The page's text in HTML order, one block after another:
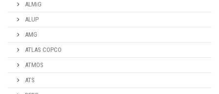
ALMiG
ALUP
AMG
ATLAS COPCO
ATMOS
ATS